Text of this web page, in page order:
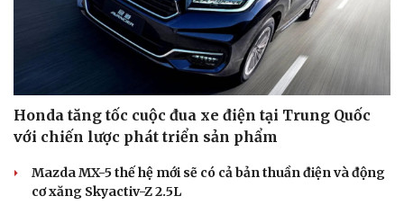
Honda tăng tốc cuộc đua xe điện tại Trung Quốc
với chiến lược phát triển sản phẩm
Mazda MX-5 thế hệ mới sẽ có cả bản thuần điện và động
cơ xăng Skyactiv-Z 2.5L